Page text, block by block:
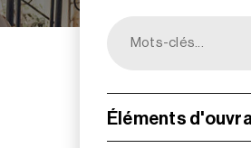
Éléments